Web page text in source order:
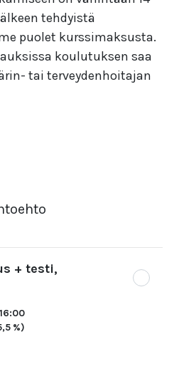
tehdyistä
puolet kurssimaksusta.
koulutuksen saa
tai terveydenhoitajan
+ testi,
%)